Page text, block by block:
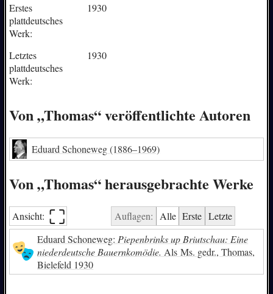
Erstes
plattdeutsches
Werk:
1930
Letztes
plattdeutsches
Werk:
1930
Von „Thomas“ veröffentlichte Autoren
Eduard Schoneweg(1886–1969)
Von „Thomas“ herausgebrachte Werke
Ansicht: ⛶︎ Auflagen: Alle Erste Letzte
Eduard Schoneweg: Piepenbrinks up Briutschau: Eine
niederdeutsche Bauernkomödie. Als Ms. gedr., Thomas,
Bielefeld 1930